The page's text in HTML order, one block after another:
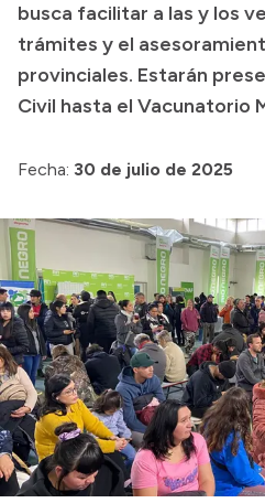
Compras y licitaciones
Consulta de expedientes
Consulta de pago a
Convocatorias
busca facilitar a las y los
trámites y el
provinciales. Estarán
Civil hasta el Vacunatorio
Fecha: 30 de julio de 2025